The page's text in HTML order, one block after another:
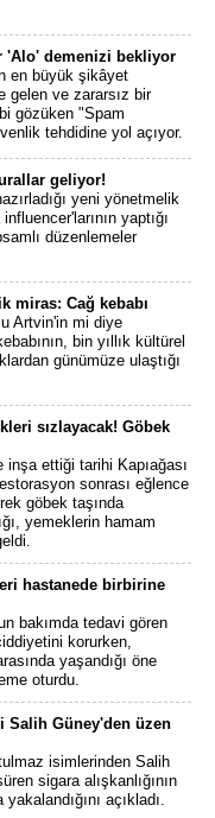
'Alo' demenizi bekliyor
en büyük şikâyet
gelen ve zararsız bir
gözüken "Spam
tehdidine yol açıyor.
geliyor!
yeni yönetmelik
yaptığı
düzenlemeler
miras: Cağ kebabı
Artvin'in mi diye
bin yıllık kültürel
günümüze ulaştığı
sızlayacak! Göbek
inşa ettiği tarihi Kapıağası
sonrası eğlence
göbek taşında
yemeklerin hamam
hastanede birbirine
bakımda tedavi gören
korurken,
yaşandığı öne
oturdu.
Salih Güney'den üzen
isimlerinden Salih
sigara alışkanlığının
açıkladı.